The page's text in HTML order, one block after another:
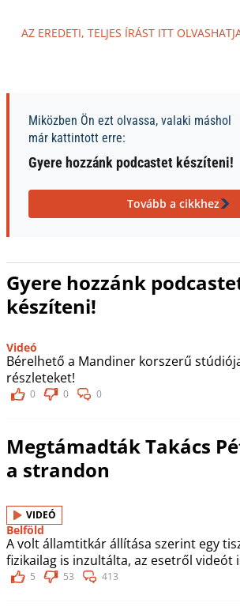
AZ EREDETI, TELJES ÍRÁST ITT
Miközben Ön ezt olvassa, valaki máshol
már kattintott erre:
Gyere hozzánk podcastet készíteni!
Tovább a cikkhez
Gyere hozzánk
készíteni!
Videó
Bérelhető a Mandiner korszerű
részleteket!
0 0 0
Megtámadták Takács
a strandon
VIDEÓ
Belföld
A volt államtitkár állítása szerint egy
fizikailag is inzultálta, az esetről videót
5 53 413